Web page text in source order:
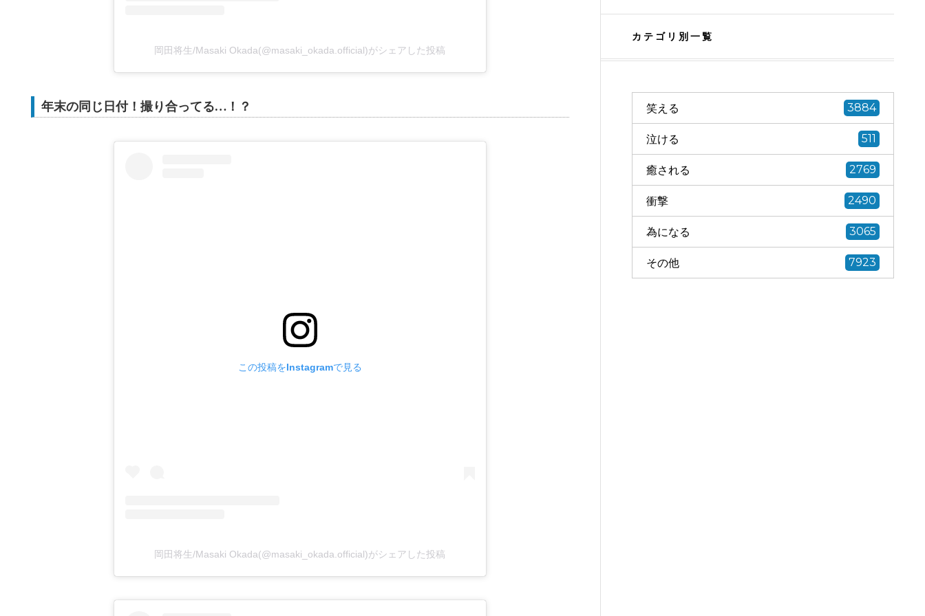
岡田将生/Masaki Okada(@masaki_okada.official)がシェアした投稿
年末の同じ日付！撮り合ってる…！？
この投稿をInstagramで見る
岡田将生/Masaki Okada(@masaki_okada.official)がシェアした投稿
カテゴリ別一覧
笑える 3884
泣ける 511
癒される 2769
衝撃 2490
為になる 3065
その他 7923